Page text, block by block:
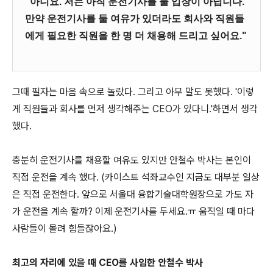
만약 운전기사를 둘 여유가 있더라도 회사와 직원들
에게 필요한 직원을 한 명 더 채용해 드리고 싶어요."
그때 필자는 마음 속으로 놀랐다. 그리고 아무 말도 못했다. '이렇
게 직원들과 회사를 먼저 생각해주는 CEO가 있다니.'하면서 생각
했다.
충분히 운전기사를 채용할 여유도 있지만 안철수 박사는 본인이
직접 운전을 계속 했다. (카이스트 석좌교수인 지금도 대부분 일상
은 직접 운전한다. 앞으로 서울대 융합기술대학원장으로 가도 자
가 운전을 계속 할까? 이제 운전기사를 두세요.ㅠ 움직일 때 마다
사람들이 몰려 힘들잖아요.)
최고의 자리에 있을 때 CEO를 사임한 안철수 박사